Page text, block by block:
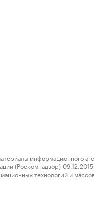
информационного
(Роскомнадзор)
технологий и